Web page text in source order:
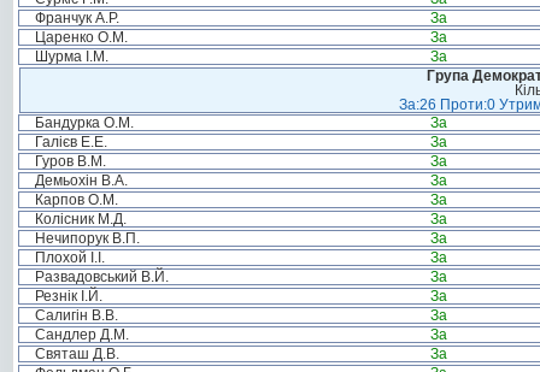
Франчук А.Р.
За
Царенко О.М.
За
Шурма І.М.
За
Група
За:26 Проти:0
Бандурка О.М.
За
Галієв Е.Е.
За
Гуров В.М.
За
Демьохін В.А.
За
Карпов О.М.
За
Колісник М.Д.
За
Нечипорук В.П.
За
Плохой І.І.
За
Развадовський В.Й.
За
Резнік І.Й.
За
Салигін В.В.
За
Сандлер Д.М.
За
Святаш Д.В.
За